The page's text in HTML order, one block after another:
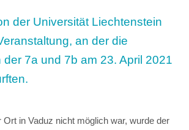
der Universität Liechtenstein
an der die
der 7a und 7b am 23. April 2021
Ort in Vaduz nicht möglich war, wurde der